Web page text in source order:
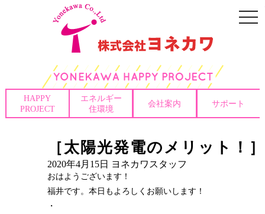
HAPPY
PROJECT
エネルギー
住環境
会社案内 サポート
［太陽光発電のメリット！］
2020年4月15日 ヨネカワスタッフ
おはようございます！
福井です。本日もよろしくお願いします！
・